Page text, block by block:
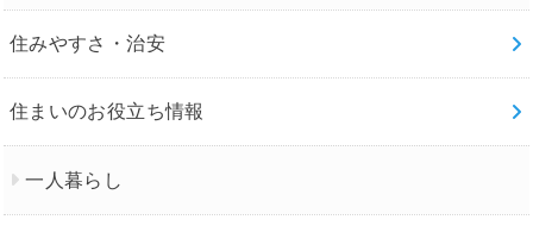
住みやすさ・治安
住まいのお役立ち情報
一人暮らし